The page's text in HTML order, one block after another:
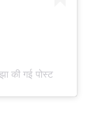
की गई पोस्ट